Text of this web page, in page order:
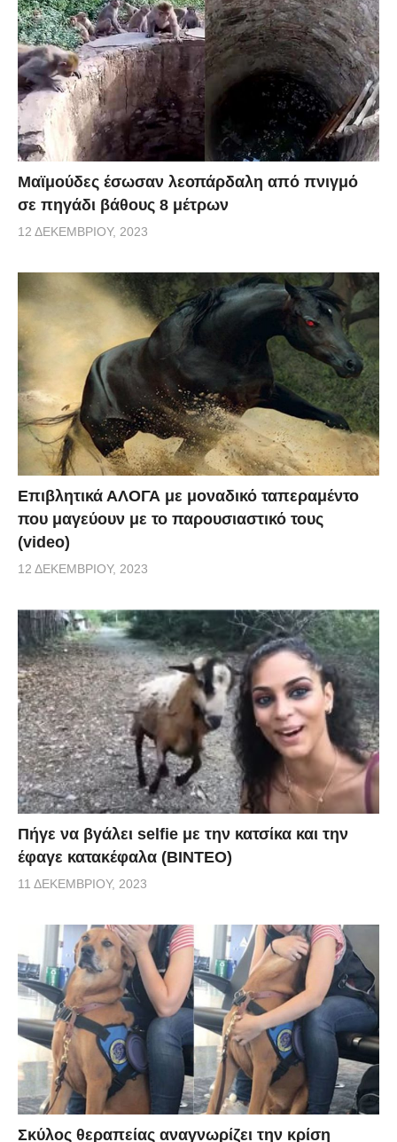
Μαϊμούδες έσωσαν λεοπάρδαλη από πνιγμό
σε πηγάδι βάθους 8 μέτρων
12 ΔΕΚΕΜΒΡΊΟΥ, 2023
Επιβλητικά ΑΛΟΓΑ με μοναδικό ταπεραμέντο
που μαγεύουν με το παρουσιαστικό τους
(video)
12 ΔΕΚΕΜΒΡΊΟΥ, 2023
Πήγε να βγάλει selfie με την κατσίκα και την
έφαγε κατακέφαλα (ΒΙΝΤΕΟ)
11 ΔΕΚΕΜΒΡΊΟΥ, 2023
Σκύλος θεραπείας αναγνωρίζει την κρίση